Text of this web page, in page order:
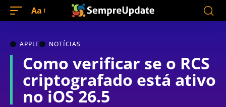
Aa
APPLE NOTÍCIAS
Como verificar se o RCS
criptografado está ativo
no iOS 26.5